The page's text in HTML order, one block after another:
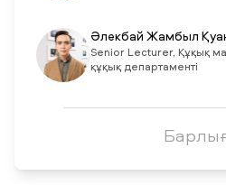
Әлекбай Жамбыл
Senior Lecturer, Құқық
құқық департаменті